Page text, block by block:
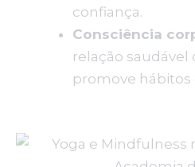
confiança.
Consciência
relação saudável
promove hábitos